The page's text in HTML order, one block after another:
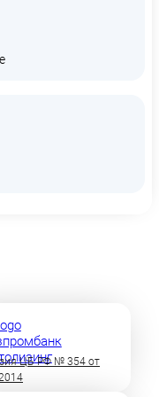
ЦБ РФ № 354 от